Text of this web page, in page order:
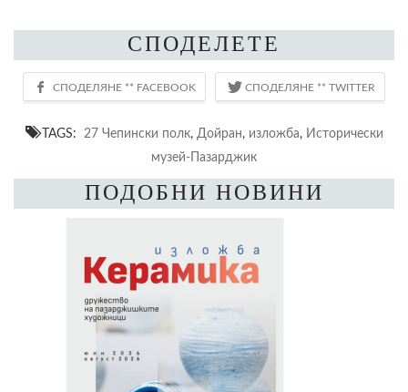
СПОДЕЛЕТЕ
TAGS: 27 Чепински полк, Дойран, изложба, Исторически
музей-Пазарджик
ПОДОБНИ НОВИНИ